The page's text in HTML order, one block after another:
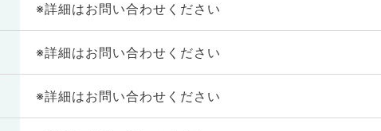
※詳細はお問い合わせください
※詳細はお問い合わせください
※詳細はお問い合わせください